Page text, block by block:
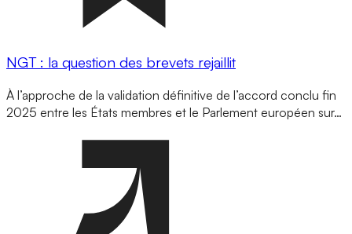
NGT : la question des brevets rejaillit
À l’approche de la validation définitive de l’accord conclu fin
2025 entre les États membres et le Parlement européen sur…